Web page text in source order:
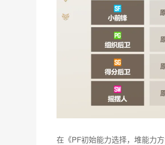
在《PF初始能力选择，堆能力